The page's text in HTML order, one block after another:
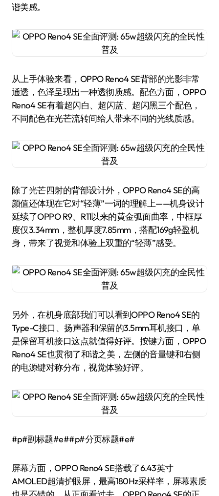
谐美感。
从上手体验来看，OPPO Reno4 SE背部的光影非常
通透，色泽呈现出一种透彻质感。配色方面，OPPO
Reno4 SE有着超闪白、超闪蓝、超闪黑三个配色，
不同配色在光芒流转间给人带来不同的光线质感。
除了光芒四射的背部设计外，OPPO Reno4 SE的高
颜值还体现在它对“轻薄”一词的理解上——机身设计
延续了OPPO R9、R11以来的黄金弧面曲率，中框厚
度仅3.34mm，整机厚度7.85mm，搭配169g轻盈机
身，带来了视觉和体验上双重的“轻薄”感受。
另外，在机身底部我们可以看到OPPO Reno4 SE的
Type-C接口、扬声器和保留的3.5mm耳机接口，单
是保留耳机接口这点就值得好评。按键方面，OPPO
Reno4 SE也贯彻了和谐之美，左侧的音量键和右侧
的电源键对称分布，视觉体验好评。
#p#副标题#e##p#分页标题#e#
屏幕方面，OPPO Reno4 SE搭载了6.43英寸
AMOLED超清护眼屏，最高180Hz采样率，屏幕素质